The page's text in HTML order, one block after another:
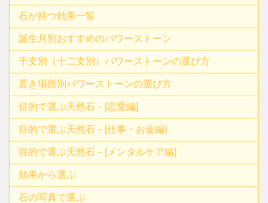
石が持つ効果一覧
誕生月別おすすめのパワーストーン
干支別（十二支別）パワーストーンの選び方
置き場所別パワーストーンの選び方
目的で選ぶ天然石－[恋愛編]
目的で選ぶ天然石－[仕事・お金編]
目的で選ぶ天然石－[メンタルケア編]
効果から選ぶ
石の写真で選ぶ